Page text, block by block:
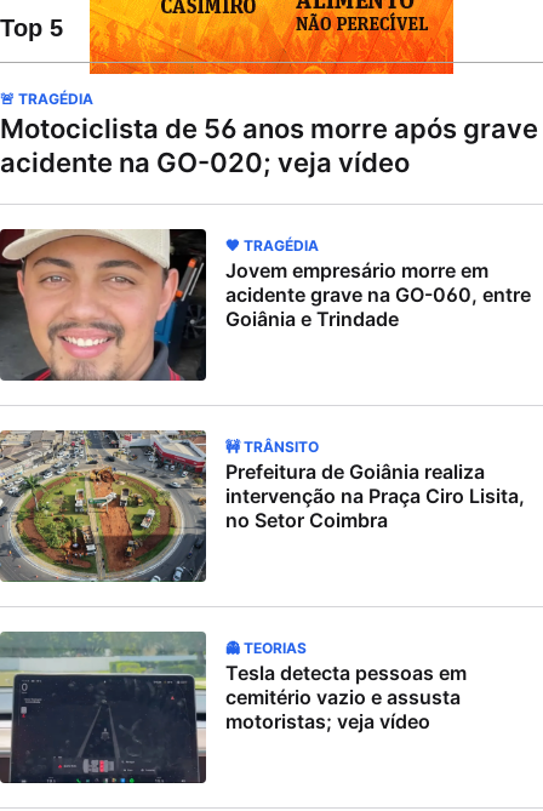
Top 5
🚨 TRAGÉDIA
Motociclista de 56 anos morre após grave
acidente na GO-020; veja vídeo
🖤 TRAGÉDIA
Jovem empresário morre em
acidente grave na GO-060, entre
Goiânia e Trindade
🚧 TRÂNSITO
Prefeitura de Goiânia realiza
intervenção na Praça Ciro Lisita,
no Setor Coimbra
👻 TEORIAS
Tesla detecta pessoas em
cemitério vazio e assusta
motoristas; veja vídeo